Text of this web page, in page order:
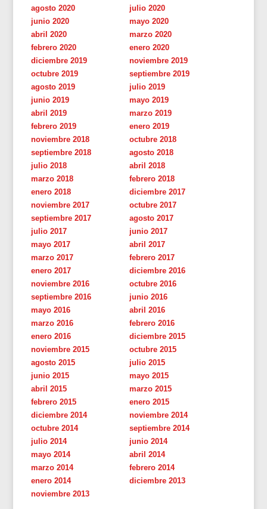
agosto 2020
julio 2020
junio 2020
mayo 2020
abril 2020
marzo 2020
febrero 2020
enero 2020
diciembre 2019
noviembre 2019
octubre 2019
septiembre 2019
agosto 2019
julio 2019
junio 2019
mayo 2019
abril 2019
marzo 2019
febrero 2019
enero 2019
noviembre 2018
octubre 2018
septiembre 2018
agosto 2018
julio 2018
abril 2018
marzo 2018
febrero 2018
enero 2018
diciembre 2017
noviembre 2017
octubre 2017
septiembre 2017
agosto 2017
julio 2017
junio 2017
mayo 2017
abril 2017
marzo 2017
febrero 2017
enero 2017
diciembre 2016
noviembre 2016
octubre 2016
septiembre 2016
junio 2016
mayo 2016
abril 2016
marzo 2016
febrero 2016
enero 2016
diciembre 2015
noviembre 2015
octubre 2015
agosto 2015
julio 2015
junio 2015
mayo 2015
abril 2015
marzo 2015
febrero 2015
enero 2015
diciembre 2014
noviembre 2014
octubre 2014
septiembre 2014
julio 2014
junio 2014
mayo 2014
abril 2014
marzo 2014
febrero 2014
enero 2014
diciembre 2013
noviembre 2013